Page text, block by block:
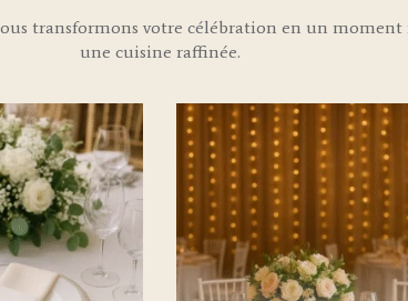
transformons votre célébration en un moment
une cuisine raffinée.